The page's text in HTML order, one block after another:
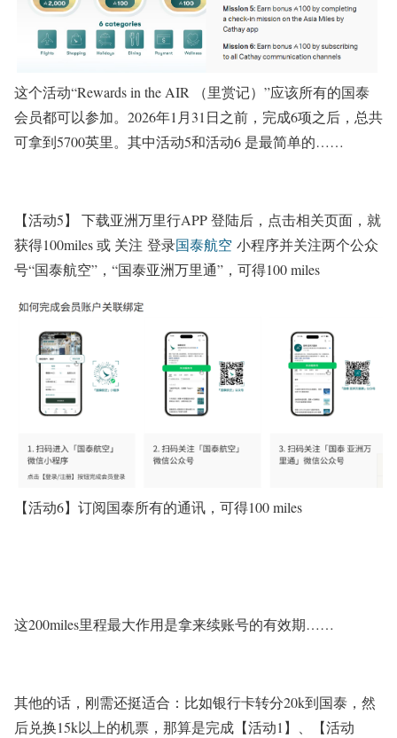
这个活动“Rewards in the AIR （里赏记）”应该所有的国泰
会员都可以参加。2026年1月31日之前，完成6项之后，总共
可拿到5700英里。其中活动5和活动6 是最简单的……
【活动5】 下载亚洲万里行APP 登陆后，点击相关页面，就
获得100miles 或 关注 登录国泰航空 小程序并关注两个公众
号“国泰航空”，“国泰亚洲万里通”，可得100 miles
【活动6】订阅国泰所有的通讯，可得100 miles
这200miles里程最大作用是拿来续账号的有效期……
其他的话，刚需还挺适合：比如银行卡转分20k到国泰，然
后兑换15k以上的机票，那算是完成【活动1】、【活动